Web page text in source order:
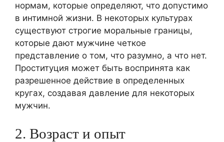
нормам, которые определяют, что допустимо
в интимной жизни. В некоторых культурах
существуют строгие моральные границы,
которые дают мужчине четкое
представление о том, что разумно, а что нет.
Проституция может быть воспринята как
разрешенное действие в определенных
кругах, создавая давление для некоторых
мужчин.
2. Возраст и опыт